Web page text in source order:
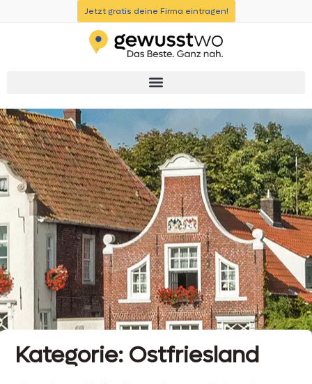
Jetzt gratis deine Firma eintragen!
Kategorie: Ostfriesland